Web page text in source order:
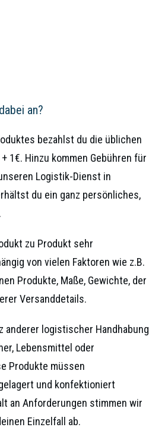
an?
bezahlst du die üblichen
1€. Hinzu kommen Gebühren für
Logistik-Dienst in
du ein ganz persönliches,
zu Produkt sehr
von vielen Faktoren wie z.B.
Produkte, Maße, Gewichte, der
Versanddetails.
anderer logistischer Handhabung
Lebensmittel oder
Produkte müssen
und konfektioniert
an Anforderungen stimmen wir
Einzelfall ab.